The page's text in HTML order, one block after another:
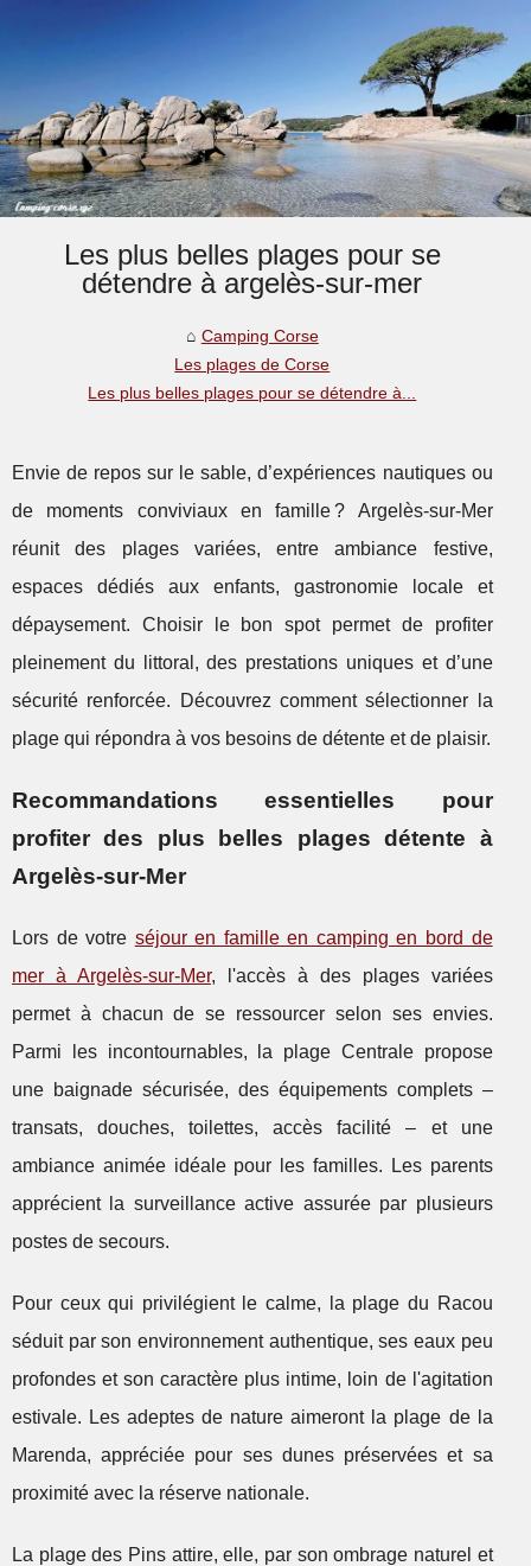
Les plus belles plages pour se
détendre à argelès-sur-mer
Camping Corse
Les plages de Corse
Les plus belles plages pour se détendre à...
Envie de repos sur le sable, d’expériences nautiques ou
de moments conviviaux en famille ? Argelès-sur-Mer
réunit des plages variées, entre ambiance festive,
espaces dédiés aux enfants, gastronomie locale et
dépaysement. Choisir le bon spot permet de profiter
pleinement du littoral, des prestations uniques et d’une
sécurité renforcée. Découvrez comment sélectionner la
plage qui répondra à vos besoins de détente et de plaisir.
Recommandations essentielles pour
profiter des plus belles plages détente à
Argelès-sur-Mer
Lors de votre séjour en famille en camping en bord de
mer à Argelès-sur-Mer, l'accès à des plages variées
permet à chacun de se ressourcer selon ses envies.
Parmi les incontournables, la plage Centrale propose
une baignade sécurisée, des équipements complets –
transats, douches, toilettes, accès facilité – et une
ambiance animée idéale pour les familles. Les parents
apprécient la surveillance active assurée par plusieurs
postes de secours.
Pour ceux qui privilégient le calme, la plage du Racou
séduit par son environnement authentique, ses eaux peu
profondes et son caractère plus intime, loin de l'agitation
estivale. Les adeptes de nature aimeront la plage de la
Marenda, appréciée pour ses dunes préservées et sa
proximité avec la réserve nationale.
La plage des Pins attire, elle, par son ombrage naturel et